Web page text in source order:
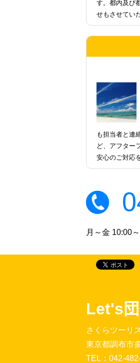
す。都内及び
せもさせてい
も担当者と連
ど、アフター
安心のご対応
月～金 10:00
Let's
さくらツーリ
東京都調布市
TEL：042-